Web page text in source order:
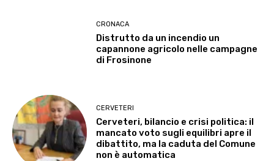
CRONACA
Distrutto da un incendio un
capannone agricolo nelle campagne
di Frosinone
CERVETERI
Cerveteri, bilancio e crisi politica: il
mancato voto sugli equilibri apre il
dibattito, ma la caduta del Comune
non è automatica